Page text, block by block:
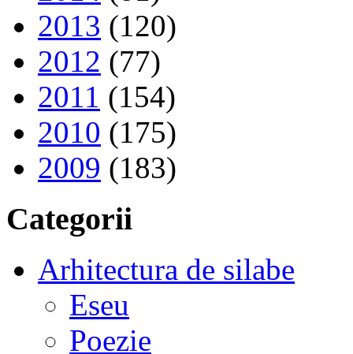
2013 (120)
2012 (77)
2011 (154)
2010 (175)
2009 (183)
Categorii
Arhitectura de silabe
Eseu
Poezie